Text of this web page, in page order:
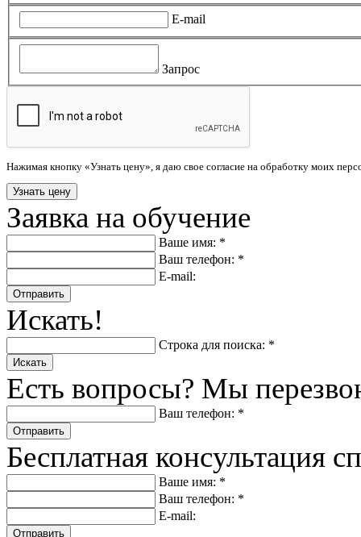
E-mail
Запрос
Нажимая кнопку «Узнать цену», я даю свое согласие на обработку моих
Заявка на обучение
Ваше имя: *
Ваш телефон: *
E-mail:
Отправить
Искать!
Строка для поиска: *
Искать
Есть вопросы? Мы
Ваш телефон: *
Отправить
Бесплатная консультация
Ваше имя: *
Ваш телефон: *
E-mail:
Отправить